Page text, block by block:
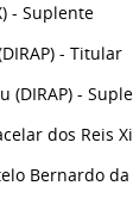
- Suplente
- Titular
(DIRAP) -
dos Reis
Bernardo